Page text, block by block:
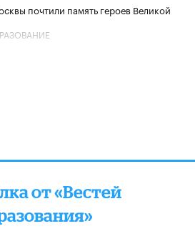
почтили память героев Великой
от «Вестей